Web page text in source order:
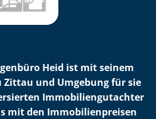
Heid ist mit seinem
Zittau und Umgebung für sie
Im­mo­bi­li­en­gut­ach­ter
mit den Im­mo­bi­li­en­prei­sen